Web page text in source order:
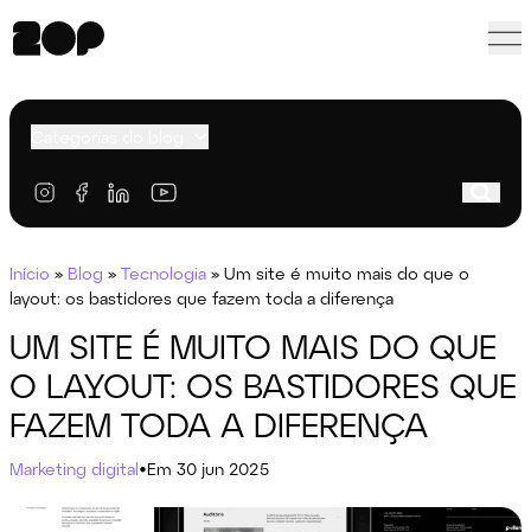
Início » Blog »Tecnologia »Um site é muito mais do que o
layout: os bastidores que fazem toda a diferença
UM SITE É MUITO MAIS DO QUE
O LAYOUT: OS BASTIDORES QUE
FAZEM TODA A DIFERENÇA
Marketing digital•Em 30 jun 2025